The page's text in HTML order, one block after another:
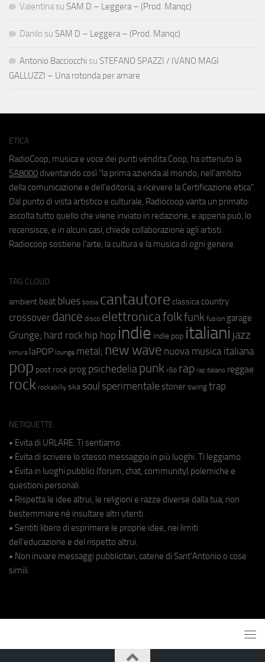
Valentina su SAM D – Leggera – (Prod. Manqc)
Danilo su SAM D – Leggera – (Prod. Manqc)
Antonio Bacciocchi su STEFANO SPAZZI / IVANO MAGI
GALLUZZI – Una rotonda per amare
ETICA
RadioCoop, musica e voce dei punti vendita Coop, ha ottenuto la
SA8000 diventando così "la prima azienda al mondo, nell'ambito
della comunicazione e dell'editoria, a ricevere la Certificazione etica".
Dal punto di vista artistico e culturale, Radiocoop vanta un primato:
ascolta tutto quello che viene inviato in redazione, e appena può, lo
recensisce, e in alcuni casi, chiede collaborazione agli artisti.
Radiocoop sostiene l'arte, la cultura e la musica di ogni genere.
TAG CLOUD
ambient beat blues bossa cantautore classica country
crossover dance disco elettronicafolkfunk fusion garage
Grunge; hard rock hip hop indie indie pop italiani jazz
kimura laPOP lounge metal; new wave nuova musica italiana
pop post rock prog psichedeliapunk r&b rap rap italiano reggae
rock rockabilly ska soul sperimentale stoner swing trap
NETIQUETTE
• Evita di URLARE. Ti sentiamo.
• Evita di scrivere lo stesso messaggio in più luoghi. Ti leggiamo.
• Evita in luoghi pubblici (forum, chat, community) polemiche e
questioni personali.
• Rispetta le idee altrui, le religioni e razze diverse dalla tua, non
bestemmiare né insultare altri utenti.
• Sentiti libero di esprimere le proprie idee, nei limiti
dell'educazione e del rispetto altrui.
• Non inviare messaggi pubblicitari, catene di Sant'Antonio o cose
simili.